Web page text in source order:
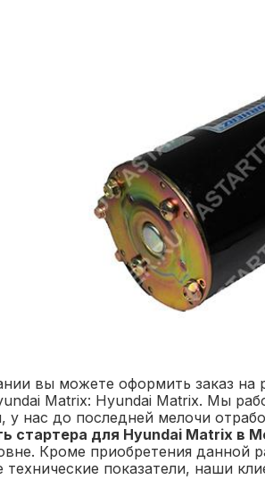
вы можете оформить заказ на
Matrix: Hyundai Matrix. Мы
у нас до последней мелочи
стартера для Hyundai Matrix в
Кроме приобретения данной
технические показатели, наши